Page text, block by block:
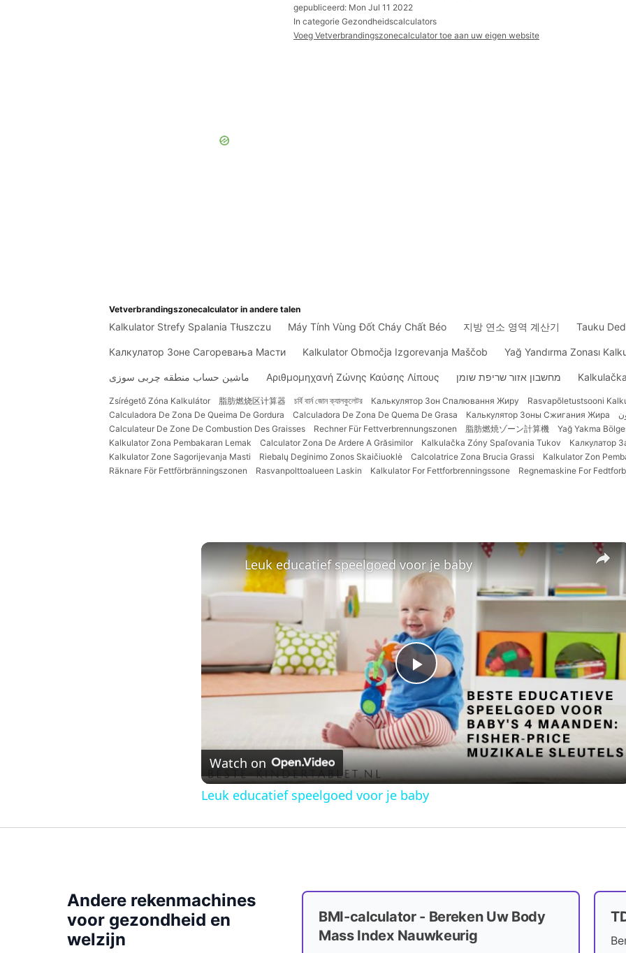
gepubliceerd: Mon Jul 11 2022
In categorie Gezondheidscalculators
Voeg Vetverbrandingszonecalculator toe aan uw eigen website
Vetverbrandingszonecalculator in andere talen
Kalkulator Strefy Spalania Tłuszczu Máy Tính Vùng Đốt Cháy Chất Béo 지방 연소 영역 계산기 Tauku
Калкулатор Зоне Сагоревања Масти Kalkulator Območja Izgorevanja Maščob Yağ Yandırma Zonası
ماشین حساب منطقه چربی سوزی Αριθμομηχανή Ζώνης Καύσης Λίπους מחשבון אזור שריפת שומן
Zsírégető Zóna Kalkulátor 脂肪燃烧区计算器 চর্বি বার্ন জোন ক্যালকুলেটর Калькулятор Зон Спалювання Жиру Rasvapõletustsooni
Calculadora De Zona De Queima De Gordura
Calculadora De Zona De Quema De Grasa Калькулятор Зоны Сжигания Жира
Calculateur De Zone De Combustion Des Graisses
Rechner Für Fettverbrennungszonen 脂肪燃焼ゾーン計算機
Yağ Yakma
Kalkulator Zona Pembakaran Lemak
Calculator Zona De Ardere A Grăsimilor Kalkulačka Zóny Spaľovania Tukov
Калкулатор
Kalkulator Zone Sagorijevanja Masti
Riebalų Deginimo Zonos Skaičiuoklė Calcolatrice Zona Brucia Grassi
Kalkulator Zon
Räknare För Fettförbränningszonen
Rasvanpolttoalueen Laskin Kalkulator For Fettforbrenningssone Regnemaskine For
×
P
l
a
y
i
d
Leuk educatief speelgoed voor je baby
Watch on
Leuk educatief speelgoed voor je baby
Andere rekenmachines
voor gezondheid en
welzijn
BMI-calculator - Bereken Uw Body
Mass Index Nauwkeurig